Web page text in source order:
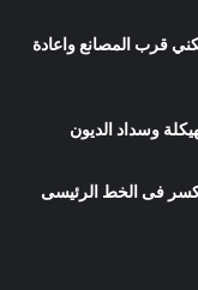
قرب المصانع واعادة
وسداد الديون
كسر فى الخط الرئيسى